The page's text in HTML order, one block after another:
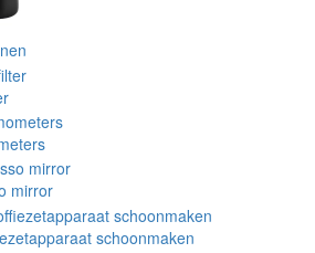
mirror
schoonmaken